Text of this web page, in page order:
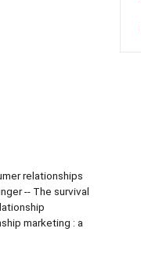
relationships
-- The survival
marketing : a